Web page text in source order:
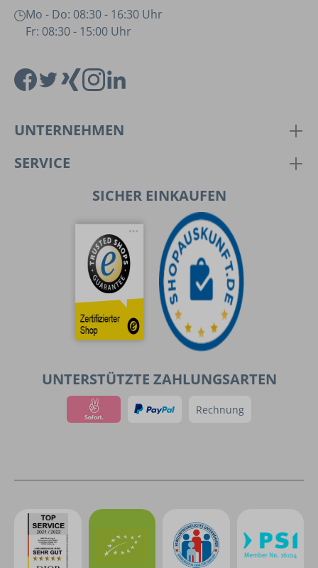
Mo - Do: 08:30 - 16:30 Uhr
Fr: 08:30 - 15:00 Uhr
UNTERNEHMEN
SERVICE
SICHER EINKAUFEN
UNTERSTÜTZTE ZAHLUNGSARTEN
Rechnung